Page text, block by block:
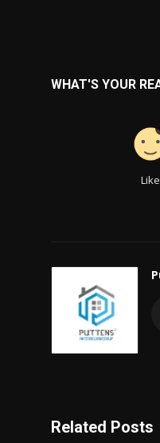
WHAT'S YOUR
Like
Related Posts